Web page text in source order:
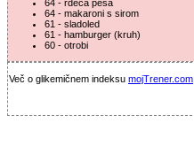
64 - rdeča pesa
64 - makaroni s sirom
61 - sladoled
61 - hamburger (kruh)
60 - otrobi
Več o glikemičnem indeksu mojTrener.com